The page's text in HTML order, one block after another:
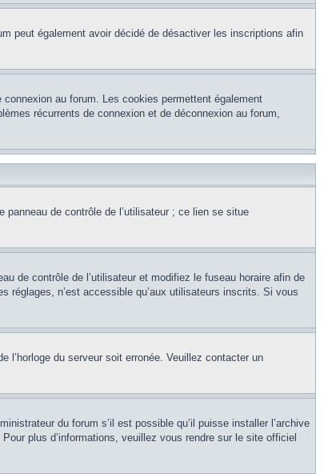
peut également avoir décidé de désactiver les inscriptions afin
au forum. Les cookies permettent également
récurrents de connexion et de déconnexion au forum,
de contrôle de l’utilisateur ; ce lien se situe
de contrôle de l’utilisateur et modifiez le fuseau horaire afin de
réglages, n’est accessible qu’aux utilisateurs inscrits. Si vous
l’horloge du serveur soit erronée. Veuillez contacter un
du forum s’il est possible qu’il puisse installer l’archive
plus d’informations, veuillez vous rendre sur le site officiel